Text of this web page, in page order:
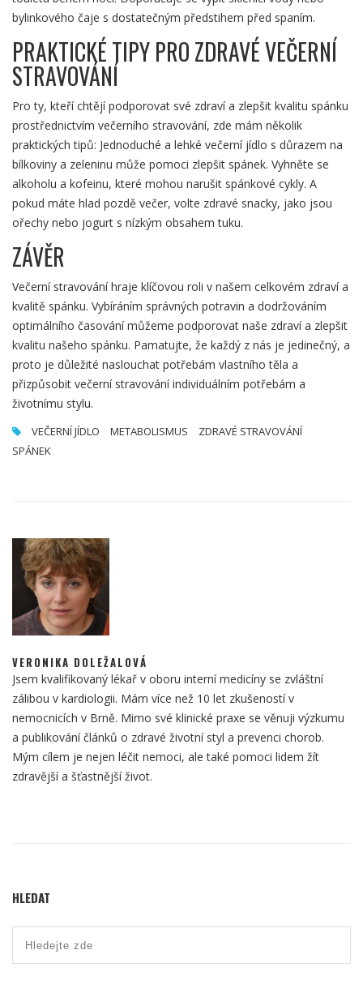
bylinkového čaje s dostatečným předstihem před spaním.
PRAKTICKÉ TIPY PRO ZDRAVÉ VEČERNÍ
STRAVOVÁNÍ
Pro ty, kteří chtějí podporovat své zdraví a zlepšit kvalitu spánku
prostřednictvím večerního stravování, zde mám několik
praktických tipů: Jednoduché a lehké večerní jídlo s důrazem na
bílkoviny a zeleninu může pomoci zlepšit spánek. Vyhněte se
alkoholu a kofeinu, které mohou narušit spánkové cykly. A
pokud máte hlad pozdě večer, volte zdravé snacky, jako jsou
ořechy nebo jogurt s nízkým obsahem tuku.
ZÁVĚR
Večerní stravování hraje klíčovou roli v našem celkovém zdraví a
kvalitě spánku. Vybíráním správných potravin a dodržováním
optimálního časování můžeme podporovat naše zdraví a zlepšit
kvalitu našeho spánku. Pamatujte, že každý z nás je jedinečný, a
proto je důležité naslouchat potřebám vlastního těla a
přizpůsobit večerní stravování individuálním potřebám a
životnímu stylu.
VEČERNÍ JÍDLO METABOLISMUS
ZDRAVÉ STRAVOVÁNÍ
SPÁNEK
VERONIKA DOLEŽALOVÁ
Jsem kvalifikovaný lékař v oboru interní medicíny se zvláštní
zálibou v kardiologii. Mám více než 10 let zkušeností v
nemocnicích v Brně. Mimo své klinické praxe se věnuji výzkumu
a publikování článků o zdravé životní styl a prevenci chorob.
Mým cílem je nejen léčit nemoci, ale také pomoci lidem žít
zdravější a šťastnější život.
HLEDAT